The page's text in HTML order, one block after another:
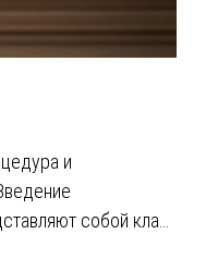
и
собой кла…